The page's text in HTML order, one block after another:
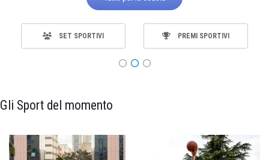
SET SPORTIVI PREMI SPORTIVI
Gli Sport del momento